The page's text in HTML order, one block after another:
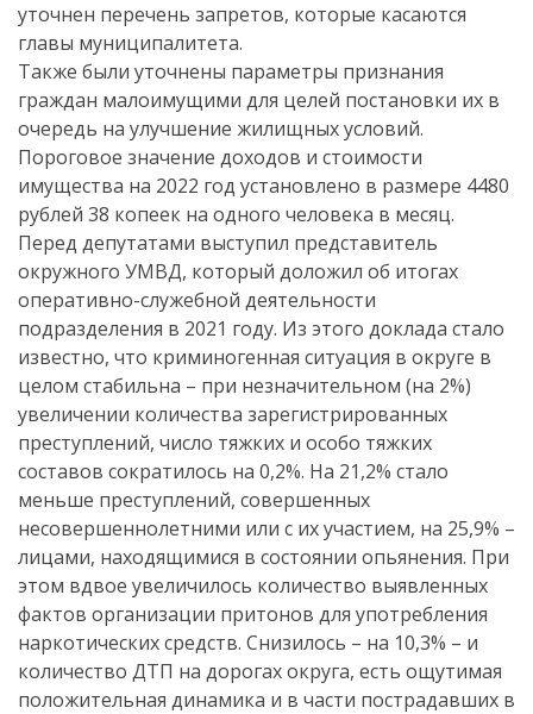
уточнен перечень запретов, которые касаются
главы муниципалитета.
Также были уточнены параметры признания
граждан малоимущими для целей постановки их в
очередь на улучшение жилищных условий.
Пороговое значение доходов и стоимости
имущества на 2022 год установлено в размере 4480
рублей 38 копеек на одного человека в месяц.
Перед депутатами выступил представитель
окружного УМВД, который доложил об итогах
оперативно-служебной деятельности
подразделения в 2021 году. Из этого доклада стало
известно, что криминогенная ситуация в округе в
целом стабильна – при незначительном (на 2%)
увеличении количества зарегистрированных
преступлений, число тяжких и особо тяжких
составов сократилось на 0,2%. На 21,2% стало
меньше преступлений, совершенных
несовершеннолетними или с их участием, на 25,9% –
лицами, находящимися в состоянии опьянения. При
этом вдвое увеличилось количество выявленных
фактов организации притонов для употребления
наркотических средств. Снизилось – на 10,3% – и
количество ДТП на дорогах округа, есть ощутимая
положительная динамика и в части пострадавших в